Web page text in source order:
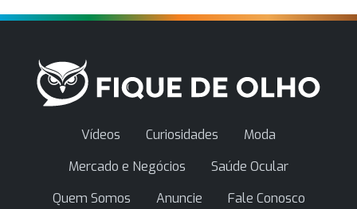
Vídeos Curiosidades
Moda
Mercado e Negócios
Saúde Ocular
Quem Somos
Anuncie
Fale Conosco